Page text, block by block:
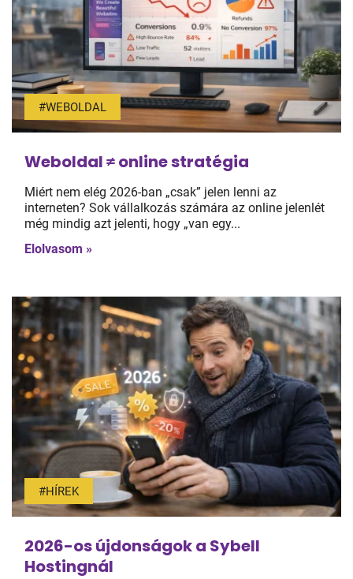
#WEBOLDAL
Weboldal ≠ online stratégia
Miért nem elég 2026-ban „csak” jelen lenni az
interneten? Sok vállalkozás számára az online jelenlét
még mindig azt jelenti, hogy „van egy...
Elolvasom »
#HÍREK
2026-os újdonságok a Sybell
Hostingnál